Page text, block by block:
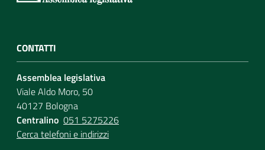
CONTATTI
Assemblea legislativa
Viale Aldo Moro, 50
40127 Bologna
Centralino 051 5275226
Cerca telefoni e indirizzi